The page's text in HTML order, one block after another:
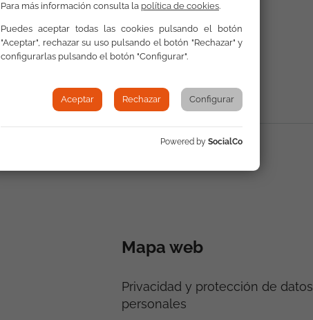
Volver a Actualidad
Mapa web
Privacidad y protección de datos
personales
Para más información consulta la política de cookies.
Puedes aceptar todas las cookies pulsando el botón
"Aceptar", rechazar su uso pulsando el botón "Rechazar" y
configurarlas pulsando el botón "Configurar".
Aceptar Rechazar Configurar
Powered by SocialCo